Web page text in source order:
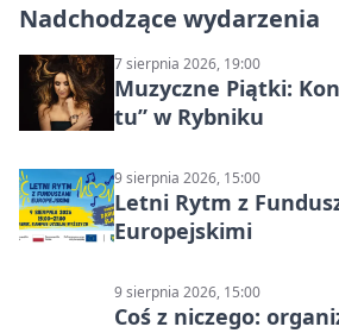
Nadchodzące wydarzenia
7 sierpnia 2026, 19:00
Muzyczne Piątki:
tu” w Rybniku
9 sierpnia 2026, 15:00
Letni Rytm z
Europejskimi
9 sierpnia 2026, 15:00
Coś z niczego: